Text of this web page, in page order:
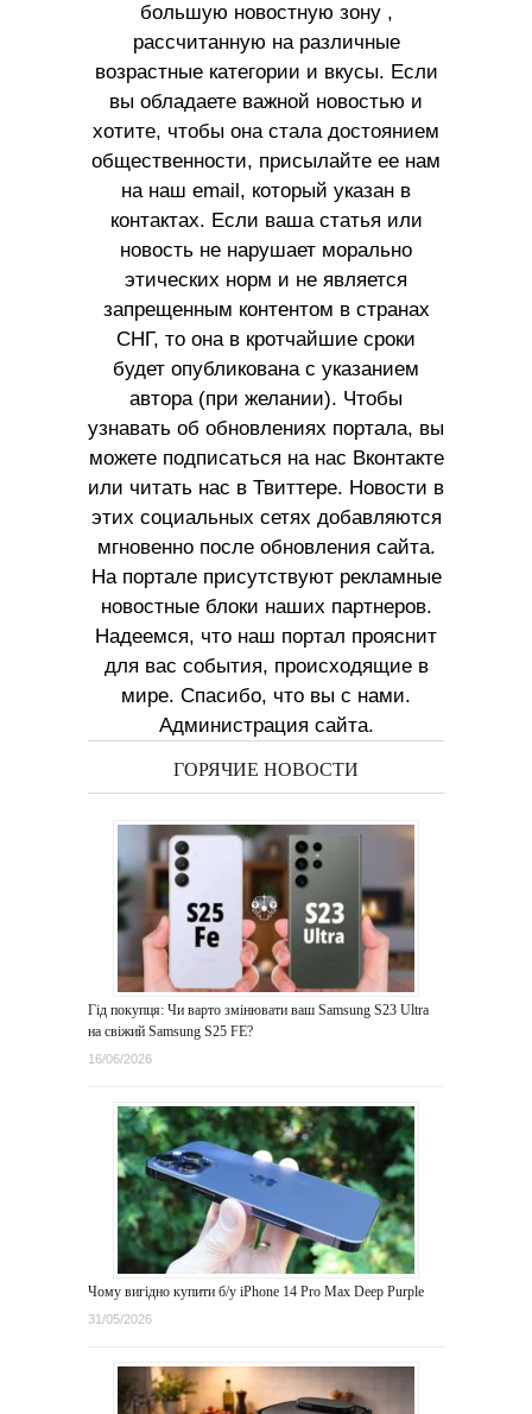
большую новостную зону ,
рассчитанную на различные
возрастные категории и вкусы. Если
вы обладаете важной новостью и
хотите, чтобы она стала достоянием
общественности, присылайте ее нам
на наш email, который указан в
контактах. Если ваша статья или
новость не нарушает морально
этических норм и не является
запрещенным контентом в странах
СНГ, то она в кротчайшие сроки
будет опубликована с указанием
автора (при желании). Чтобы
узнавать об обновлениях портала, вы
можете подписаться на нас Вконтакте
или читать нас в Твиттере. Новости в
этих социальных сетях добавляются
мгновенно после обновления сайта.
На портале присутствуют рекламные
новостные блоки наших партнеров.
Надеемся, что наш портал прояснит
для вас события, происходящие в
мире. Спасибо, что вы с нами.
Администрация сайта.
ГОРЯЧИЕ НОВОСТИ
Гід покупця: Чи варто змінювати ваш Samsung S23 Ultra
на свіжий Samsung S25 FE?
16/06/2026
Чому вигідно купити б/у iPhone 14 Pro Max Deep Purple
31/05/2026